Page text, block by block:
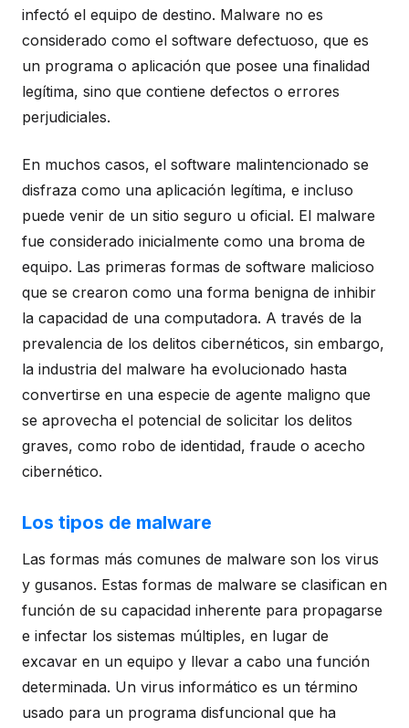
infectó el equipo de destino. Malware no es
considerado como el software defectuoso, que es
un programa o aplicación que posee una finalidad
legítima, sino que contiene defectos o errores
perjudiciales.
En muchos casos, el software malintencionado se
disfraza como una aplicación legítima, e incluso
puede venir de un sitio seguro u oficial. El malware
fue considerado inicialmente como una broma de
equipo. Las primeras formas de software malicioso
que se crearon como una forma benigna de inhibir
la capacidad de una computadora. A través de la
prevalencia de los delitos cibernéticos, sin embargo,
la industria del malware ha evolucionado hasta
convertirse en una especie de agente maligno que
se aprovecha el potencial de solicitar los delitos
graves, como robo de identidad, fraude o acecho
cibernético.
Los tipos de malware
Las formas más comunes de malware son los virus
y gusanos. Estas formas de malware se clasifican en
función de su capacidad inherente para propagarse
e infectar los sistemas múltiples, en lugar de
excavar en un equipo y llevar a cabo una función
determinada. Un virus informático es un término
usado para un programa disfuncional que ha